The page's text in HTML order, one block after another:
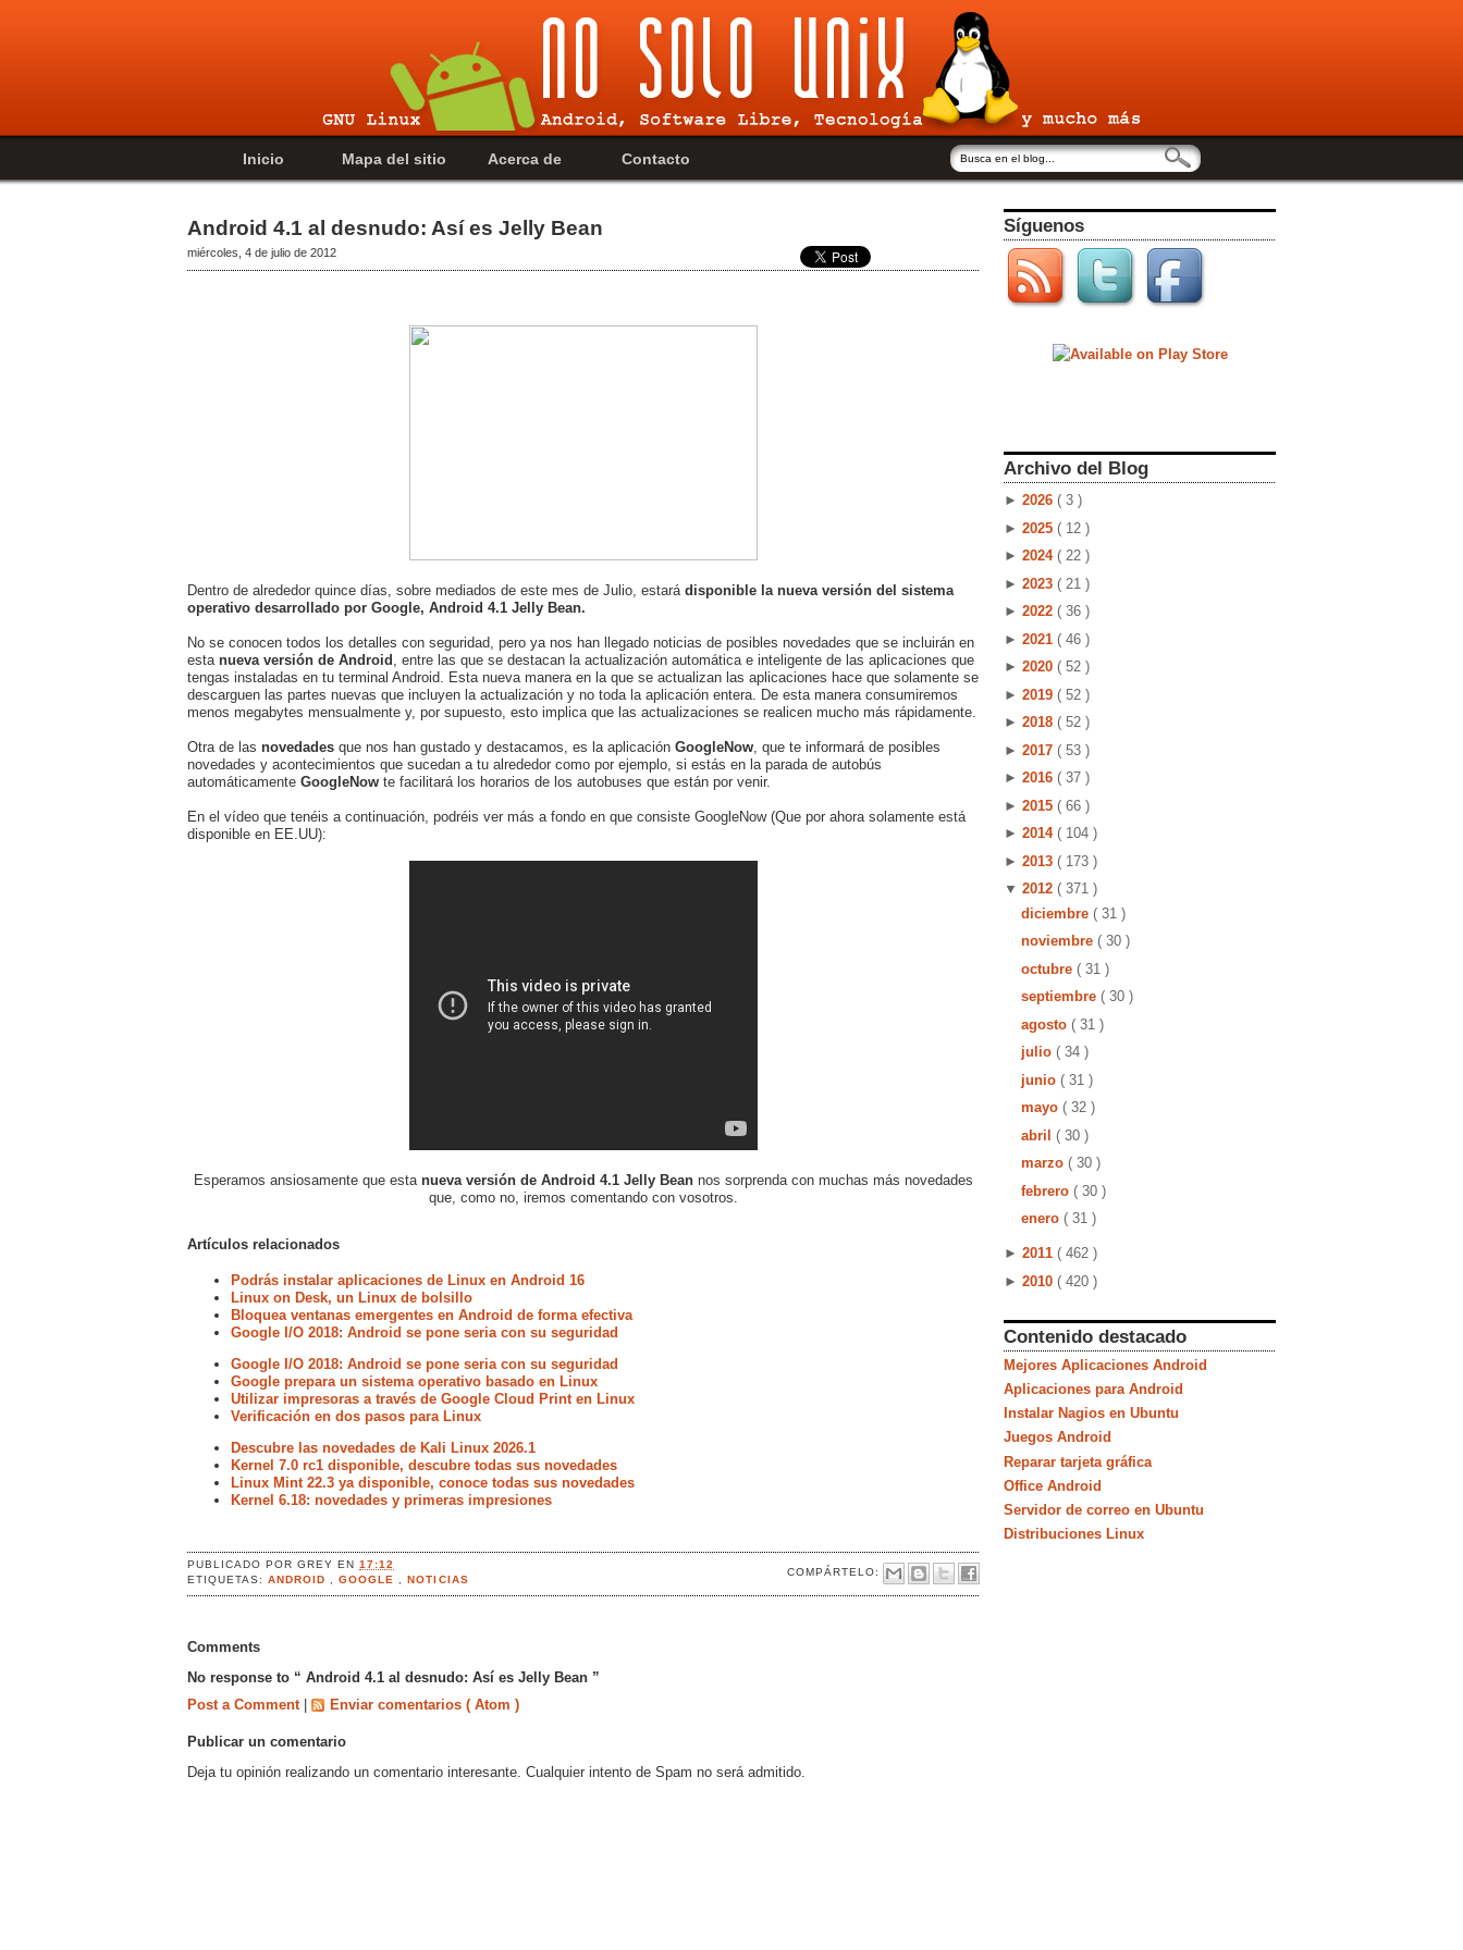
Inicio Mapa del sitio Acerca de Contacto
Android 4.1 al desnudo: Así es Jelly Bean
miércoles, 4 de julio de 2012
Dentro de alrededor quince días, sobre mediados de este mes de Julio, estará disponible la nueva versión del sistema
operativo desarrollado por Google, Android 4.1 Jelly Bean.
No se conocen todos los detalles con seguridad, pero ya nos han llegado noticias de posibles novedades que se incluirán en
esta nueva versión de Android , entre las que se destacan la actualización automática e inteligente de las aplicaciones que
tengas instaladas en tu terminal Android. Esta nueva manera en la que se actualizan las aplicaciones hace que solamente se
descarguen las partes nuevas que incluyen la actualización y no toda la aplicación entera. De esta manera consumiremos
menos megabytes mensualmente y, por supuesto, esto implica que las actualizaciones se realicen mucho más rápidamente.
Otra de las novedades que nos han gustado y destacamos, es la aplicación GoogleNow , que te informará de posibles
novedades y acontecimientos que sucedan a tu alrededor como por ejemplo, si estás en la parada de autobús
automáticamente GoogleNow te facilitará los horarios de los autobuses que están por venir.
En el vídeo que tenéis a continuación, podréis ver más a fondo en que consiste GoogleNow (Que por ahora solamente está
disponible en EE.UU):
Esperamos ansiosamente que esta nueva versión de Android 4.1 Jelly Bean nos sorprenda con muchas más novedades
que, como no, iremos comentando con vosotros.
Artículos relacionados
Podrás instalar aplicaciones de Linux en Android 16
Linux on Desk, un Linux de bolsillo
Bloquea ventanas emergentes en Android de forma efectiva
Google I/O 2018: Android se pone seria con su seguridad
Google I/O 2018: Android se pone seria con su seguridad
Google prepara un sistema operativo basado en Linux
Utilizar impresoras a través de Google Cloud Print en Linux
Verificación en dos pasos para Linux
Descubre las novedades de Kali Linux 2026.1
Kernel 7.0 rc1 disponible, descubre todas sus novedades
Linux Mint 22.3 ya disponible, conoce todas sus novedades
Kernel 6.18: novedades y primeras impresiones
PUBLICADO PORGREYEN17:12
COMPÁRTELO:
ETIQUETAS:ANDROID ,GOOGLE ,NOTICIAS
Comments
No response to “ Android 4.1 al desnudo: Así es Jelly Bean ”
Post a Comment
Enviar comentarios ( Atom )
Publicar un comentario
Deja tu opinión realizando un comentario interesante. Cualquier intento de Spam no será admitido.
Síguenos
Archivo del Blog
► 2026 ( 3 )
► 2025 ( 12 )
► 2024 ( 22 )
► 2023 ( 21 )
► 2022 ( 36 )
► 2021 ( 46 )
► 2020 ( 52 )
► 2019 ( 52 )
► 2018 ( 52 )
► 2017 ( 53 )
► 2016 ( 37 )
► 2015 ( 66 )
► 2014 ( 104 )
► 2013 ( 173 )
▼ 2012 ( 371 )
diciembre ( 31 )
noviembre ( 30 )
octubre ( 31 )
septiembre ( 30 )
agosto ( 31 )
julio ( 34 )
junio ( 31 )
mayo ( 32 )
abril ( 30 )
marzo ( 30 )
febrero ( 30 )
enero ( 31 )
► 2011 ( 462 )
► 2010 ( 420 )
Contenido destacado
Mejores Aplicaciones Android
Aplicaciones para Android
Instalar Nagios en Ubuntu
Juegos Android
Reparar tarjeta gráfica
Office Android
Servidor de correo en Ubuntu
Distribuciones Linux